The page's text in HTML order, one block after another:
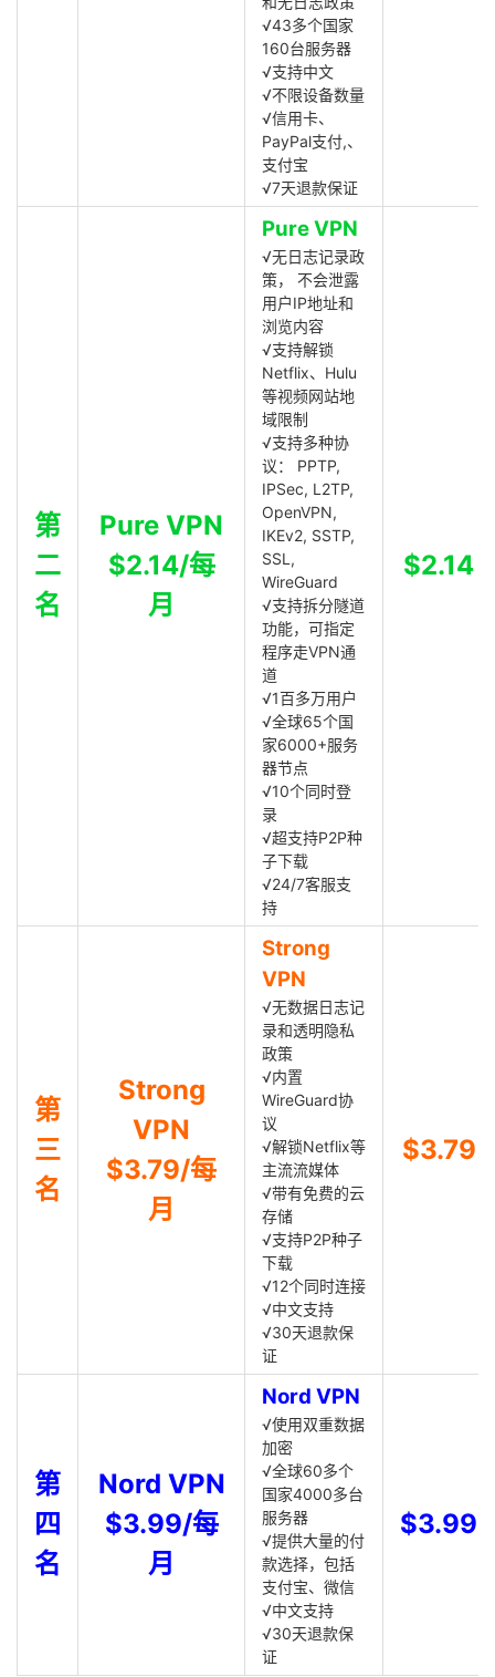
√43多个国家
160台服务器
√支持中文
√不限设备数量
√信用卡、
PayPal支付,、
支付宝
√7天退款保证
第
二
名
Pure VPN
$2.14/每
月
Pure VPN
√无日志记录政
策， 不会泄露
用户IP地址和
浏览内容
√支持解锁
Netflix、Hulu
等视频网站地
域限制
√支持多种协
议： PPTP,
IPSec, L2TP,
OpenVPN,
IKEv2, SSTP,
SSL,
WireGuard
√支持拆分隧道
功能，可指定
程序走VPN通
道
√1百多万用户
√全球65个国
家6000+服务
器节点
√10个同时登
录
√超支持P2P种
子下载
√24/7客服支
持
$2.14
第
三
名
Strong
VPN
$3.79/每
月
Strong
VPN
√无数据日志记
录和透明隐私
政策
√内置
WireGuard协
议
√解锁Netflix等
主流流媒体
√带有免费的云
存储
√支持P2P种子
下载
√12个同时连接
√中文支持
√30天退款保
证
$3.79
第
四
名
Nord VPN
$3.99/每
月
Nord VPN
√使用双重数据
加密
√全球60多个
国家4000多台
服务器
√提供大量的付
款选择，包括
支付宝、微信
√中文支持
√30天退款保
证
$3.99